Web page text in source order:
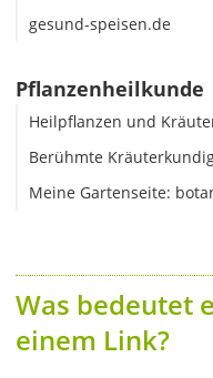
gesund-speisen.de
Pflanzenheilkunde
Heilpflanzen und
Berühmte
Meine Gartenseite:
Was bedeutet
einem Link?